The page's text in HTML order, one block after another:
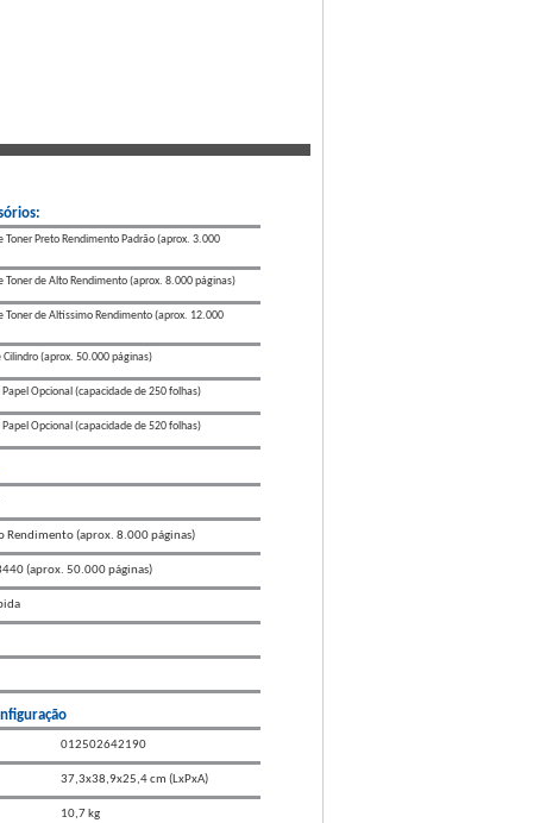
Toner Preto Rendimento Padrão (aprox. 3.000
Toner de Alto Rendimento (aprox. 8.000 páginas)
Toner de Altíssimo Rendimento (aprox. 12.000
Cilindro (aprox. 50.000 páginas)
Papel Opcional (capacidade de 250 folhas)
Papel Opcional (capacidade de 520 folhas)
Rendimento (aprox. 8.000 páginas)
(aprox. 50.000 páginas)
012502642190
37,3x38,9x25,4 cm (LxPxA)
10,7 kg